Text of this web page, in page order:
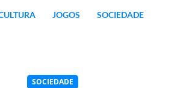
JOGOS SOCIEDADE
SOCIEDADE